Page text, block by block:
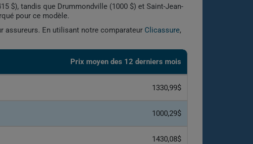
$), tandis que Drummondville (1000 $) et Saint-Jean-
pour ce modèle.
assureurs. En utilisant notre comparateur Clicassure,
Prix ​​moyen des 12 derniers mois
1330,99$
1000,29$
1430,08$